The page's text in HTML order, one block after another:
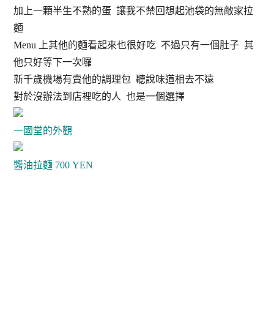
加上一顆半生不熟的蛋 讓我不禁回想起池袋的無敵家拉
麵
Menu 上其他的麵看起來也很好吃 不過只有一個肚子 其
他只好等下一次囉
新千歲機場有賣他的調理包 聽說味道相去不遠
對於沒辦法到店裡吃的人 也是一個選擇
一國堂的外觀
醬油拉麵 700 YEN